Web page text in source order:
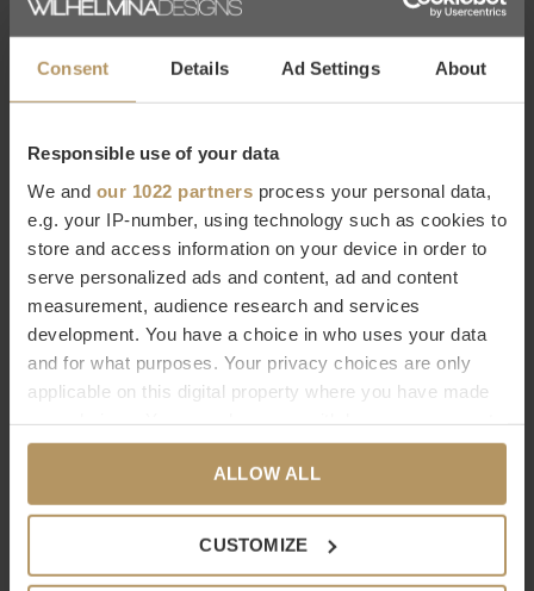
Consent Details Ad Settings About
Responsible use of your data
We and our 1022 partners process your personal data,
e.g. your IP-number, using technology such as cookies to
store and access information on your device in order to
serve personalized ads and content, ad and content
measurement, audience research and services
development. You have a choice in who uses your data
and for what purposes. Your privacy choices are only
applicable on this digital property where you have made
any time from the Cookie Declaration or by clicking on
the Privacy trigger icon.
If you allow, we would also like to:
ALLOW ALL
CUSTOMIZE
vazen, schalen, theelichten en toetervazen. Bombyxx is een
modern chic woonstijl.
Wil je meer weten over Bombyxx of ben je op zoek naar een
specifiek product? Neem dan contact op met
onzeklantenservice.Direct bestellen kan natuurlijk ook,
gebruik hiervoor de bestelknop, het duurt slechts 2
minuten.Ben je niet helemaal tevreden met je aankoop? Bij
30 dagen bedenktijd.
Specificaties
Merk
Bombyxx